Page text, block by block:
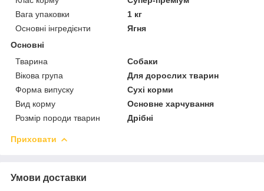
Вага упаковки
1 кг
Основні інгредієнти
Ягня
Основні
Тварина
Собаки
Вікова група
Для дорослих тварин
Форма випуску
Сухі корми
Вид корму
Основне харчування
Розмір породи тварин
Дрібні
Приховати
Умови доставки